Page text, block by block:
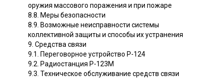
оружия массового поражения и при пожаре
8.8. Меры безопасности
8.9. Возможные неисправности системы
коллективной защиты и способы их устранения
9. Средства связи
9.1. Переговорное устройство Р-124
9.2. Радиостанция Р-123М
9.3. Техническое обслуживание средств связи